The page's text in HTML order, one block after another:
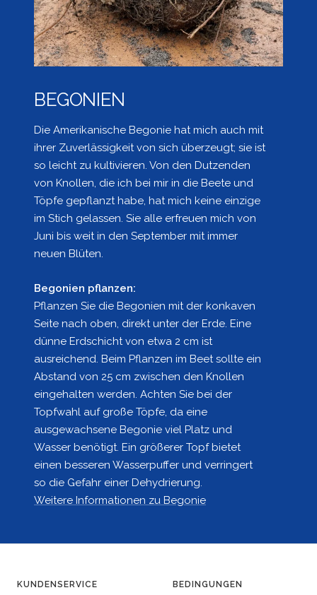
BEGONIEN
Die Amerikanische Begonie hat mich auch mit
ihrer Zuverlässigkeit von sich überzeugt; sie ist
so leicht zu kultivieren. Von den Dutzenden
von Knollen, die ich bei mir in die Beete und
Töpfe gepflanzt habe, hat mich keine einzige
im Stich gelassen. Sie alle erfreuen mich von
Juni bis weit in den September mit immer
neuen Blüten.
Begonien pflanzen:
Pflanzen Sie die Begonien mit der konkaven
Seite nach oben, direkt unter der Erde. Eine
dünne Erdschicht von etwa 2 cm ist
ausreichend. Beim Pflanzen im Beet sollte ein
Abstand von 25 cm zwischen den Knollen
eingehalten werden. Achten Sie bei der
Topfwahl auf große Töpfe, da eine
ausgewachsene Begonie viel Platz und
Wasser benötigt. Ein größerer Topf bietet
einen besseren Wasserpuffer und verringert
so die Gefahr einer Dehydrierung.
Weitere Informationen zu Begonie
KUNDENSERVICE BEDINGUNGEN